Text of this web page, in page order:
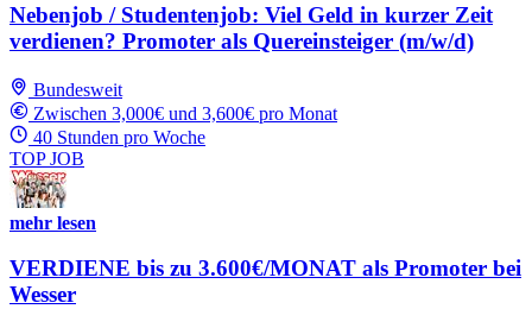
Nebenjob / Studentenjob: Viel Geld in kurzer Zeit
verdienen? Promoter als Quereinsteiger (m/w/d)
Bundesweit
Zwischen 3,000€ und 3,600€ pro Monat
40 Stunden pro Woche
TOP JOB
mehr lesen
VERDIENE bis zu 3.600€/MONAT als Promoter bei
Wesser